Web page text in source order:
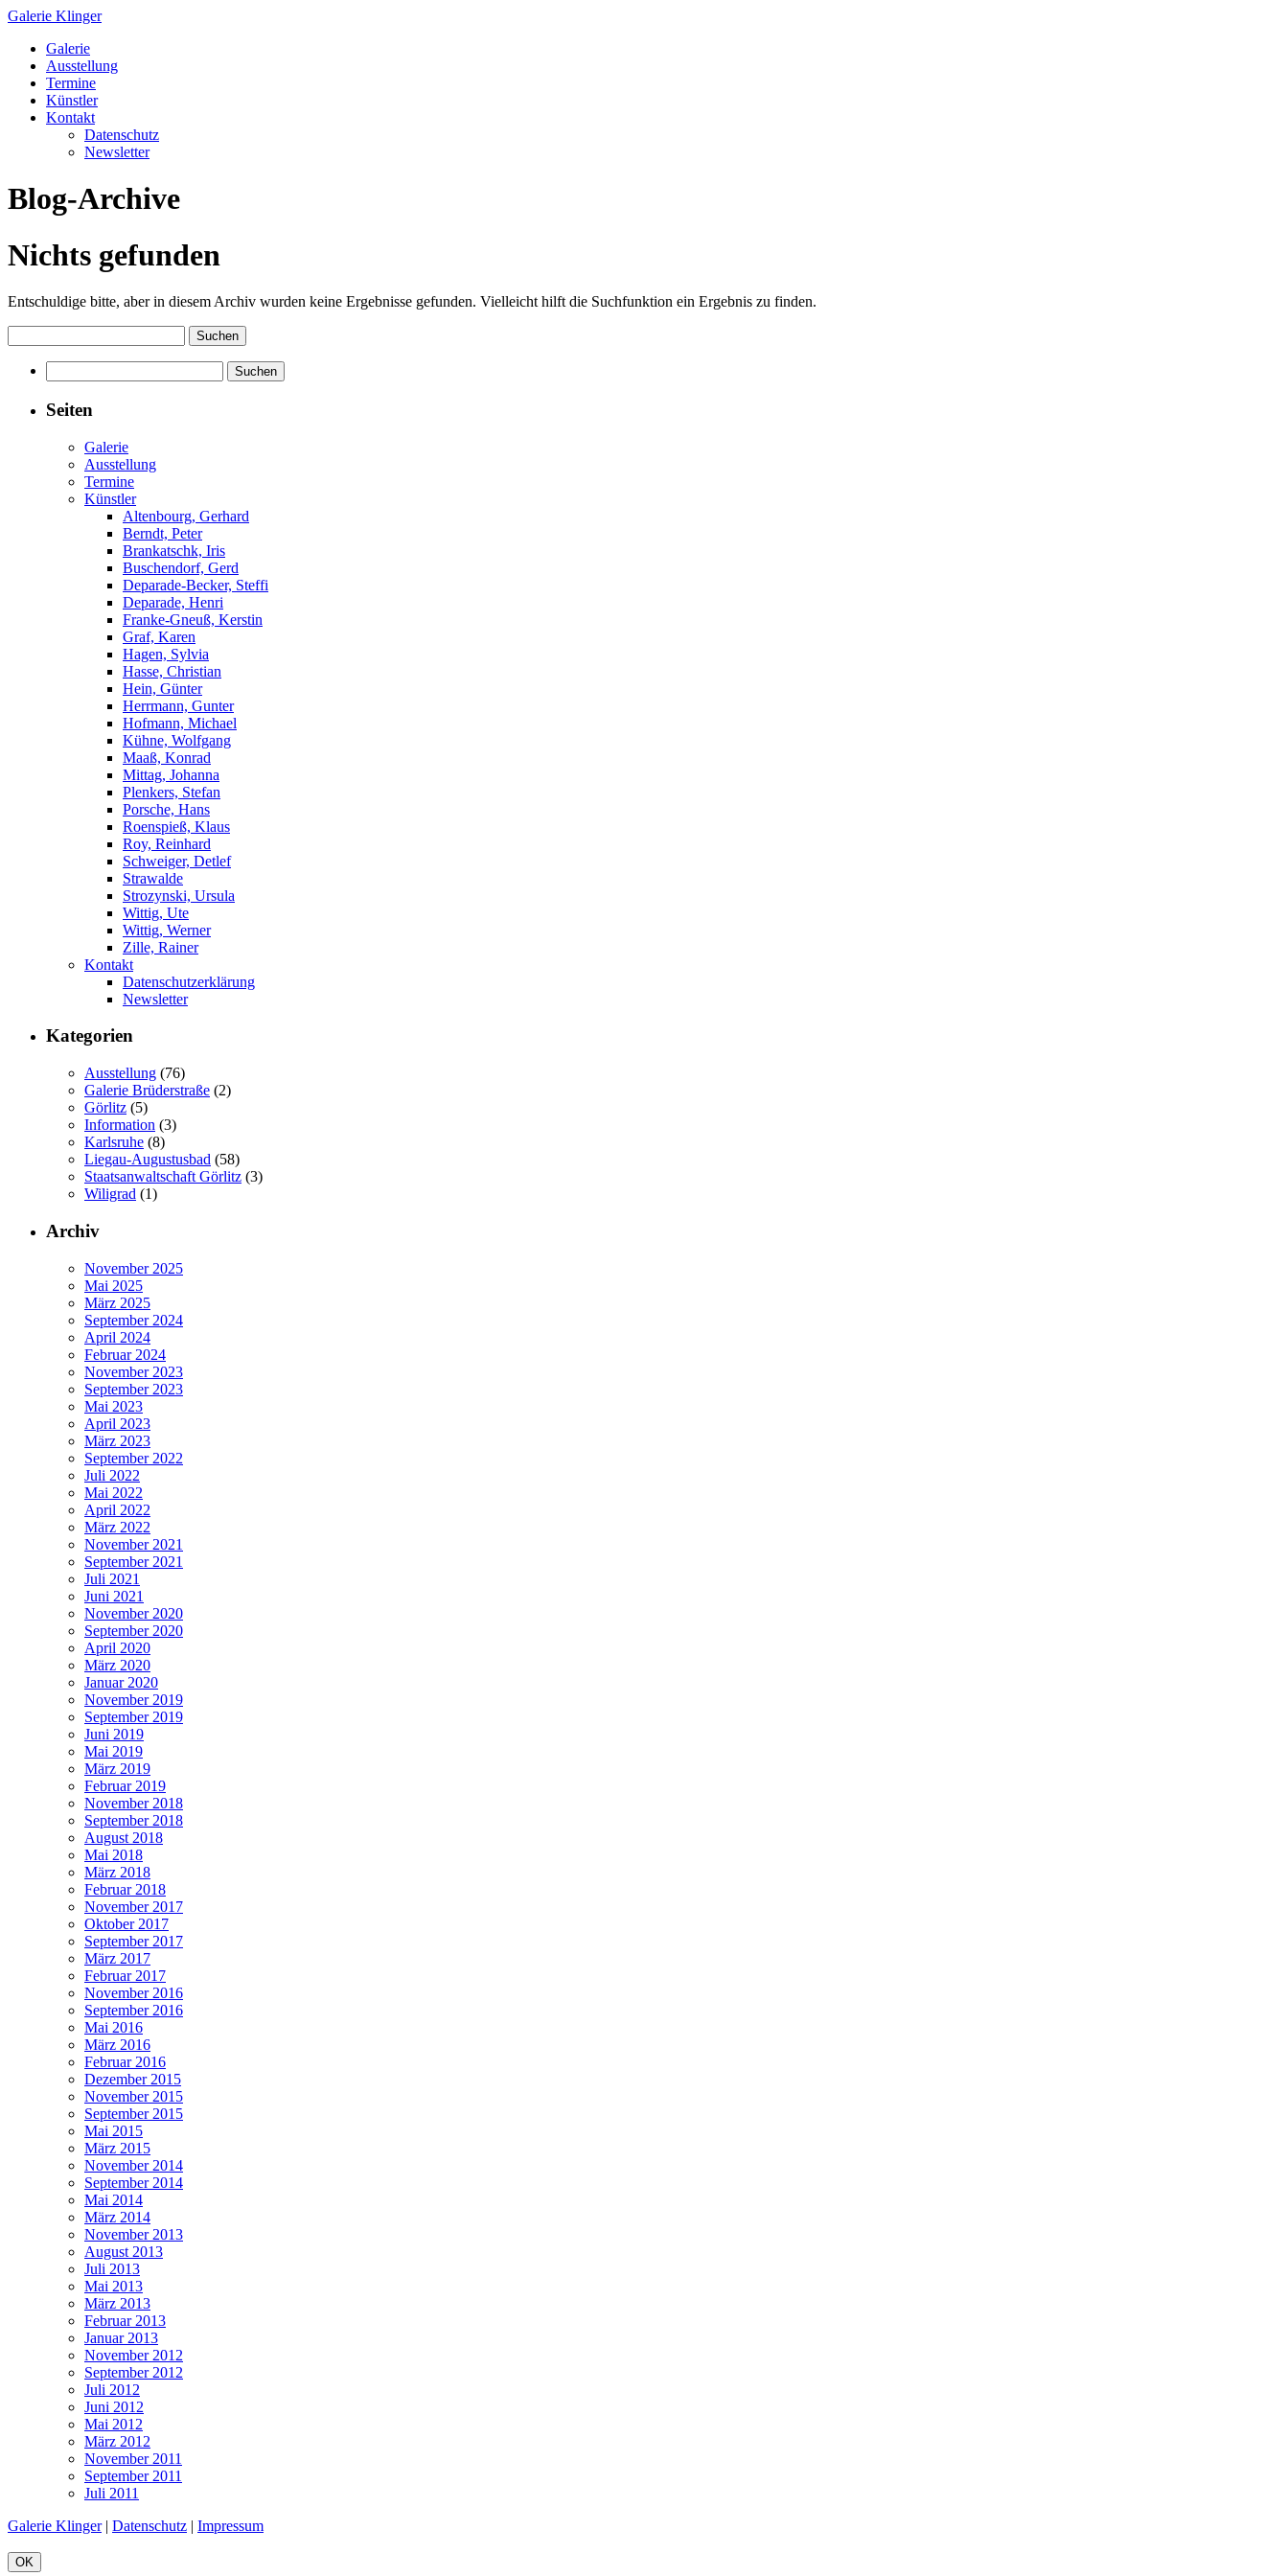
Galerie Klinger
Springe
zum
Inhalt
Galerie
Ausstellung
Termine
Künstler
Kontakt
Datenschutz
Newsletter
Blog-Archive
Nichts gefunden
Entschuldige bitte, aber in diesem Archiv wurden keine Ergebnisse gefunden. Vielleicht hilft die Suchfunktion ein Ergebnis zu finden.
nach:
nach:
Seiten
Galerie
Ausstellung
Termine
Künstler
Altenbourg, Gerhard
Berndt, Peter
Brankatschk, Iris
Buschendorf, Gerd
Deparade-Becker, Steffi
Deparade, Henri
Franke-Gneuß, Kerstin
Graf, Karen
Hagen, Sylvia
Hasse, Christian
Hein, Günter
Herrmann, Gunter
Hofmann, Michael
Kühne, Wolfgang
Maaß, Konrad
Mittag, Johanna
Plenkers, Stefan
Porsche, Hans
Roenspieß, Klaus
Roy, Reinhard
Schweiger, Detlef
Strawalde
Strozynski, Ursula
Wittig, Ute
Wittig, Werner
Zille, Rainer
Kontakt
Datenschutzerklärung
Newsletter
Kategorien
Ausstellung (76)
Galerie Brüderstraße (2)
Görlitz (5)
Information (3)
Karlsruhe (8)
Liegau-Augustusbad (58)
Staatsanwaltschaft Görlitz (3)
Wiligrad (1)
Archiv
November 2025
Mai 2025
März 2025
September 2024
April 2024
Februar 2024
November 2023
September 2023
Mai 2023
April 2023
März 2023
September 2022
Juli 2022
Mai 2022
April 2022
März 2022
November 2021
September 2021
Juli 2021
Juni 2021
November 2020
September 2020
April 2020
März 2020
Januar 2020
November 2019
September 2019
Juni 2019
Mai 2019
März 2019
Februar 2019
November 2018
September 2018
August 2018
Mai 2018
März 2018
Februar 2018
November 2017
Oktober 2017
September 2017
März 2017
Februar 2017
November 2016
September 2016
Mai 2016
März 2016
Februar 2016
Dezember 2015
November 2015
September 2015
Mai 2015
März 2015
November 2014
September 2014
Mai 2014
März 2014
November 2013
August 2013
Juli 2013
Mai 2013
März 2013
Februar 2013
Januar 2013
November 2012
September 2012
Juli 2012
Juni 2012
Mai 2012
März 2012
November 2011
September 2011
Juli 2011
Galerie Klinger| Datenschutz | Impressum
OK